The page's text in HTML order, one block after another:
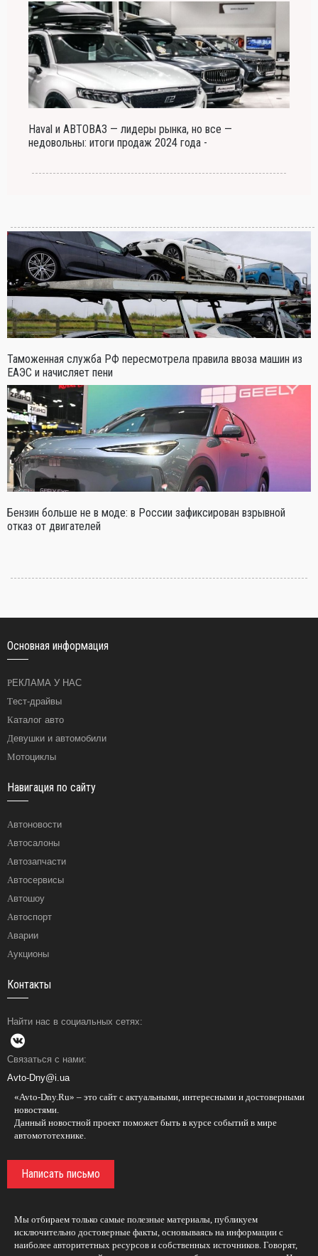
Haval и АВТОВАЗ — лидеры рынка, но все —
недовольны: итоги продаж 2024 года -
Таможенная служба РФ пересмотрела правила ввоза машин из
ЕАЭС и начисляет пени
Бензин больше не в моде: в России зафиксирован взрывной
отказ от двигателей
Основная информация
РЕКЛАМА У НАС
Тест-драйвы
Каталог авто
Девушки и автомобили
Мотоциклы
Навигация по сайту
Автоновости
Автосалоны
Автозапчасти
Автосервисы
Автошоу
Автоспорт
Аварии
Аукционы
Контакты
Найти нас в социальных сетях:
Связаться с нами:
Avto-Dny@i.ua
«Avto-Dny.Ru» – это сайт с актуальными, интересными и достоверными
новостями.
Данный новостной проект поможет быть в курсе событий в мире
автомототехнике.
Написать письмо
Мы отбираем только самые полезные материалы, публикуем
исключительно достоверные факты, основываясь на информации с
наиболее авторитетных ресурсов и собственных источников. Говорят,